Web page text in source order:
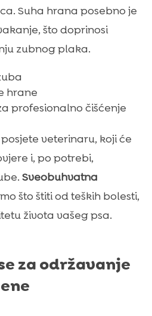
Suha hrana posebno je
što doprinosi
zubnog plaka.
hrane
profesionalno čišćenje
veterinaru, koji će
i, po potrebi,
Sveobuhvatna
što štiti od teških bolesti,
života vašeg psa.
za održavanje